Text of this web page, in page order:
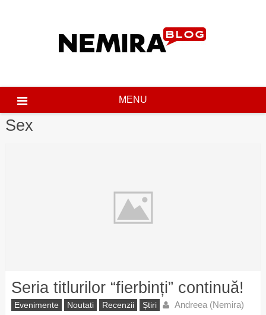
MENU
Sex
Seria titlurilor “fierbinți” continuă!
Evenimente Noutati Recenzii Știri Andreea (Nemira)